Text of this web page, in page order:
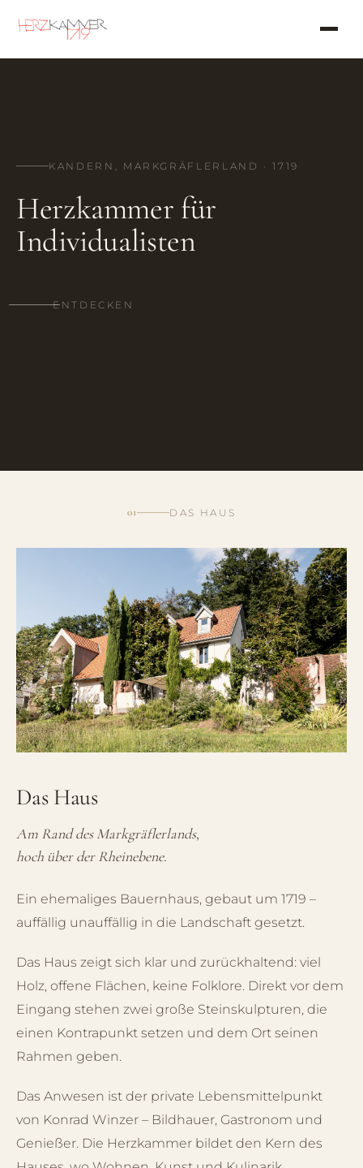
KANDERN, MARKGRÄFLERLAND · 1719
Herzkammer für
Individualisten
ENTDECKEN
01 DAS HAUS
Das Haus
Am Rand des Markgräflerlands,
hoch über der Rheinebene.
Ein ehemaliges Bauernhaus, gebaut um 1719 –
auffällig unauffällig in die Landschaft gesetzt.
Das Haus zeigt sich klar und zurückhaltend: viel
Holz, offene Flächen, keine Folklore. Direkt vor dem
Eingang stehen zwei große Steinskulpturen, die
einen Kontrapunkt setzen und dem Ort seinen
Rahmen geben.
Das Anwesen ist der private Lebensmittelpunkt
von Konrad Winzer – Bildhauer, Gastronom und
Genießer. Die Herzkammer bildet den Kern des